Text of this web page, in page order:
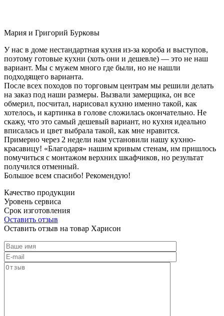
Мария и Григорий Бурковы
У нас в доме нестандартная кухня из-за короба и выступов,
поэтому готовые кухни (хоть они и дешевле) — это не наш
вариант. Мы с мужем много где были, но не нашли
подходящего варианта.
После всех походов по торговым центрам мы решили делать
на заказ под наши размеры. Вызвали замерщика, он все
обмерил, посчитал, нарисовал кухню именно такой, как
хотелось, и картинка в голове сложилась окончательно. Не
скажу, что это самый дешевый вариант, но кухня идеально
вписалась и цвет выбрала такой, как мне нравится.
Примерно через 2 недели нам установили нашу кухню-
красавицу! «Благодаря» нашим кривым стенам, им пришлось
помучиться с монтажом верхних шкафчиков, но результат
получился отменный.
Большое всем спасибо! Рекомендую!
Качество продукции
Уровень сервиса
Срок изготовления
Оставить отзыв
Оставить отзыв на товар Харисон